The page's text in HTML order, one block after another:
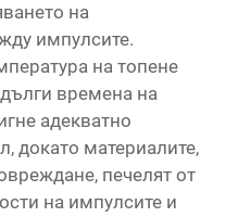
на
импулсите.
на топене
времена на
адекватно
докато материалите,
печелят от
на импулсите и